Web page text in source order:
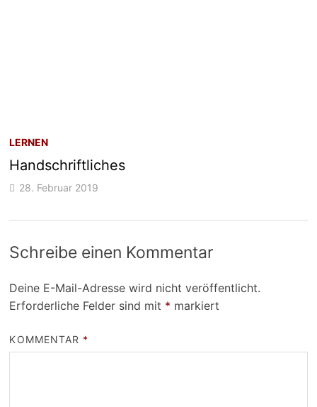
LERNEN
Handschriftliches
28. Februar 2019
Schreibe einen Kommentar
Deine E-Mail-Adresse wird nicht veröffentlicht.
Erforderliche Felder sind mit * markiert
KOMMENTAR *